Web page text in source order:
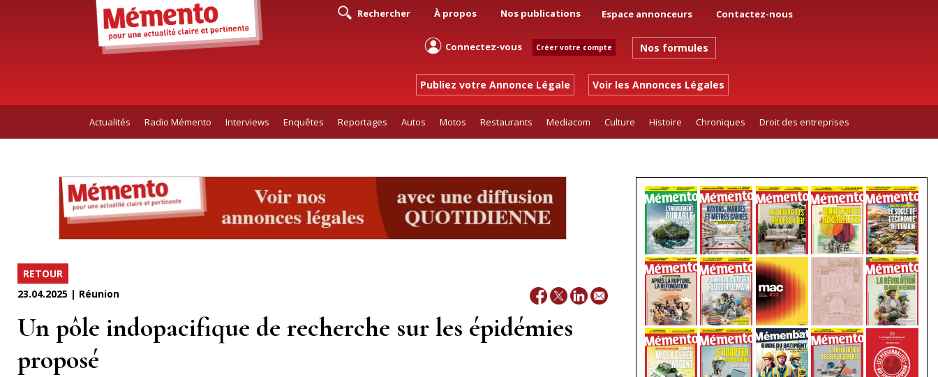
Rechercher À propos Nos publications Espace annonceurs Contactez-nous
Connectez-vous Créer votre compte Nos formules
Publiez votre Annonce Légale Voir les Annonces Légales
Actualités Radio Mémento Interviews Enquêtes Reportages Autos Motos Restaurants Mediacom Culture Histoire Chroniques Droit des entreprises
RETOUR
23.04.2025 | Réunion
Un pôle indopacifique de recherche sur les épidémies
proposé